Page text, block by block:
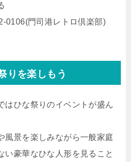
0106(門司港レトロ倶楽部)
りを楽しもう
はひな祭りのイベントが盛ん
風景を楽しみながら一般家庭
い豪華なひな人形を見ること